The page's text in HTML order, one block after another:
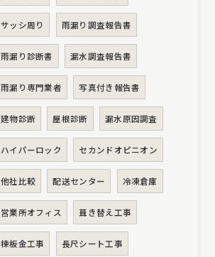
サッシ周り 雨漏り調査報告書
雨漏り診断書 漏水調査報告書
雨漏り専門業者 写真付き報告書
建物診断 屋根診断 漏水原因調査
ハイパーロック セカンドオピニオン
他社比較 配送センター 冷凍倉庫
営業所オフィス 葺き替え工事
棟板金工事 長尺シート工事